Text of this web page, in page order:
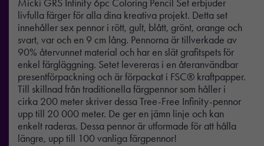
Micki GRS Infinity 6pc Coloring Pencil Set erbjuder
livfulla färger för alla dina kreativa projekt. Detta set
innehåller sex pennor i rött, gult, blått, grönt, orange och
svart, var och en 9 cm lång. Pennorna är tillverkade av
90% återvunnet material och har en slät grafitspets för
enkel färgläggning. Setet levereras i en återanvändbar
presentförpackning och är förpackat i FSC® kraftpapper.
Till skillnad från traditionella färgpennor som håller i
cirka 200 meter skriver dessa Tree-Free Infinity-pennor
upp till 20 000 meter. De ger en jämn linje och kan
enkelt raderas. Dessa pennor är utformade för att hålla
längre, upp till 100 vanliga färgpennor!